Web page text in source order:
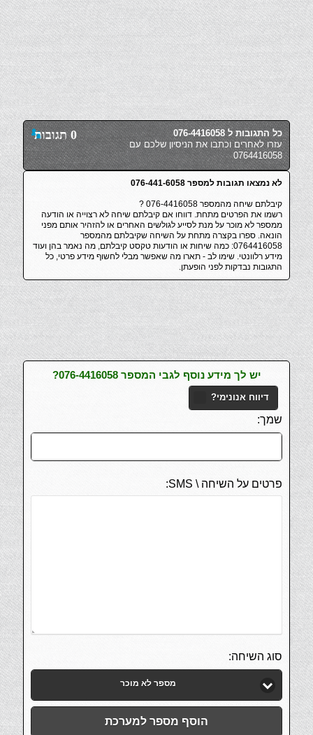
0 תגובות
כל התגובות ל 076-4416058
עזרו לאחרים וכתבו את הניסיון שלכם עם
0764416058
לא נמצאו תגובות למספר 076-441-6058
קיבלתם שיחה מהמספר 076-4416058 ?
רשמו את הפרטים מתחת. דווחו אם קיבלתם שיחה לא רצוייה או הודעה
ממספר לא מוכר על מנת לסייע לגולשים האחרים או להזהיר אותם מפני
הונאה. ספרו בקצרה מתחת על השיחה שקיבלתם מהמספר
0764416058: כמה שיחות או הודעות טקסט קיבלתם, מה נאמר בהן ועוד
מידע רלוונטי. שימו לב - תארו מה שאפשר מבלי לחשוף מידע פרטי, כל
התגובות נבדקות לפני הופעתן.
יש לך מידע נוסף לגבי המספר 076-4416058?
דיווח אנונימי?
שמך:
פרטים על השיחה \ SMS:
סוג השיחה:
מספר לא מוכר
הוסף מספר למערכת